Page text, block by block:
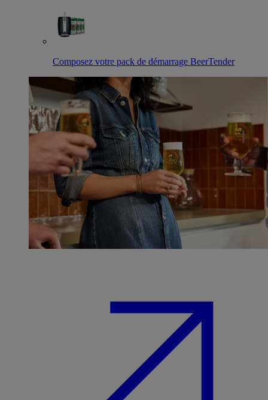
Composez votre pack de démarrage BeerTender